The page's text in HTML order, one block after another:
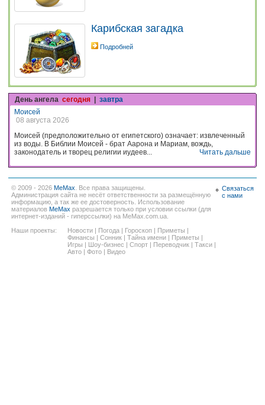
Карибская загадка
Подробней
День ангела сегодня
завтра
Моисей
08 августа 2026
Моисей (предположительно от египетского) означает: извлеченный
из воды. В Библии Моисей - брат Аарона и Мариам, вождь,
законодатель и творец религии иудеев...
Читать дальше
© 2009 - 2026 MeMax . Все права защищены.
Администрация сайта не несёт ответственности за размещённую
информацию, а так же ее достоверность. Использование
материалов MeMax разрешается только при условии ссылки (для
интернет-изданий - гиперссылки) на MeMax.com.ua.
Наши проекты:
Новости Погода Гороскоп Приметы
Финансы
Сонник Тайна имени Приметы
Игры
Шоу-бизнес Спорт Переводчик Такси
Авто
Фото Видео
Связаться
с нами